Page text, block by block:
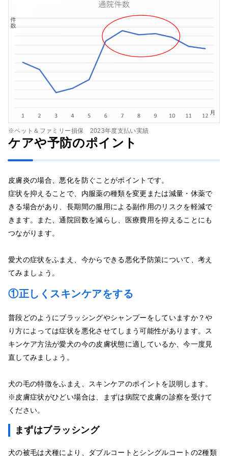
※ペット＆ファミリー損保 2023年度支払い実績
ケアや予防のポイント
皮膚炎の場合、悪化を防ぐことがポイントです。
症状を抑えることで、内服薬の種類を変更または減量・休薬で
きる場合があり、長期間の服用による副作用のリスクを軽減で
きます。また、通院回数を減らし、医療費用を抑えることにも
つながります。
愛犬の症状をふまえ、今からできる悪化予防策について、考え
てみましょう。
①正しくスキンケアをする
普段どのようにブラッシングやシャンプーをしていますか？や
り方によっては症状を悪化させてしまう可能性があります。ス
キンケア方法が愛犬の今の皮膚状態に適しているか、今一度見
直してみましょう。
犬の毛の特徴をふまえ、スキンケアのポイントを説明します。
※皮膚症状がひどい場合は、まずは病院で皮膚の診察を受けて
ください。
まずはブラッシング
犬の被毛は犬種により、ダブルコートとシングルコートの2種類